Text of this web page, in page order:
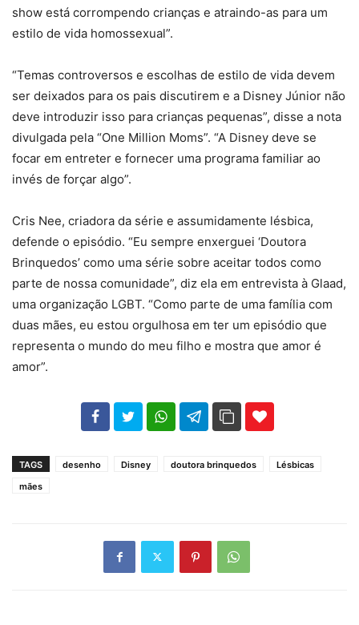
show está corrompendo crianças e atraindo-as para um
estilo de vida homossexual”.
“Temas controversos e escolhas de estilo de vida devem
ser deixados para os pais discutirem e a Disney Júnior não
deve introduzir isso para crianças pequenas”, disse a nota
divulgada pela “One Million Moms”. “A Disney deve se
focar em entreter e fornecer uma programa familiar ao
invés de forçar algo”.
Cris Nee, criadora da série e assumidamente lésbica,
defende o episódio. “Eu sempre enxerguei ‘Doutora
Brinquedos’ como uma série sobre aceitar todos como
parte de nossa comunidade”, diz ela em entrevista à Glaad,
uma organização LGBT. “Como parte de uma família com
duas mães, eu estou orgulhosa em ter um episódio que
representa o mundo do meu filho e mostra que amor é
amor”.
102 35
TAGS desenho Disney doutora brinquedos
Lésbicas
mães